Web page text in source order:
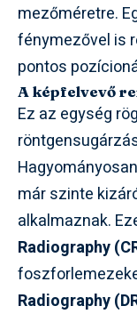
mezőméretre.
fénymezővel is
pontos
A képfelvevő
Ez az egység
már szinte
alkalmaznak.
Radiography
Radiography